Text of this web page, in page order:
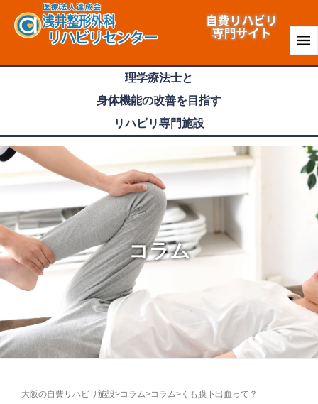
理学療法士と
身体機能の改善を目指す
リハビリ専門施設
コラム
大阪の自費リハビリ施設>コラム>コラム> くも膜下出血って？